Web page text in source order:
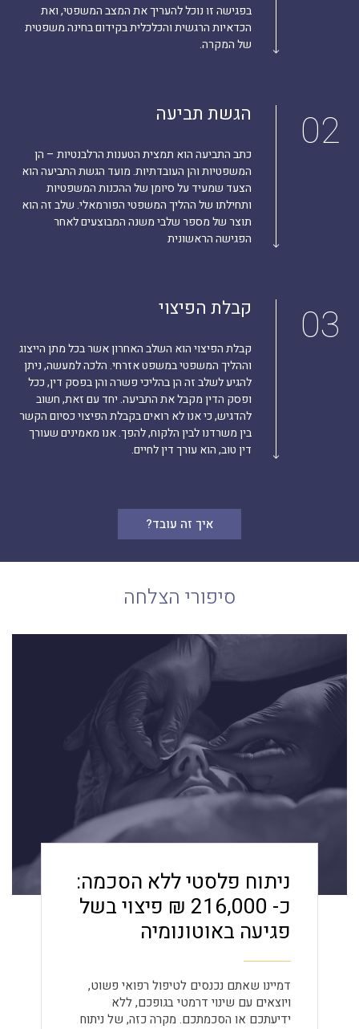
בפגישה זו נוכל להעריך את המצב המשפטי, ואת
הכדאיות הרגשית והכלכלית בקידום בחינה משפטית
של המקרה.
02 הגשת תביעה
כתב התביעה הוא תמצית הטענות הרלבנטיות – הן
המשפטיות והן העובדתיות. מועד הגשת התביעה הוא
הצעד שמעיד על סיומן של ההכנות המשפטיות
ותחילתו של ההליך המשפטי הפורמאלי. שלב זה הוא
תוצר של מספר שלבי משנה המבוצעים לאחר
הפגישה הראשונית
03 קבלת הפיצוי
קבלת הפיצוי הוא השלב האחרון אשר בכל מתן הייצוג
וההליך המשפטי במשפט אזרחי. הלכה למעשה, ניתן
להגיע לשלב זה הן בהליכי פשרה והן בפסק דין, ככל
ופסק הדין מקבל את התביעה. יחד עם זאת, חשוב
להדגיש, כי אנו לא רואים בקבלת הפיצוי כסיום הקשר
בין משרדנו לבין הלקוח, להפך. אנו מאמינים שעורך
דין טוב, הוא עורך דין לחיים.
איך זה עובד?
סיפורי הצלחה
ניתוח פלסטי ללא הסכמה:
כ- 216,000 ₪ פיצוי בשל
פגיעה באוטונומיה
דמיינו שאתם נכנסים לטיפול רפואי פשוט,
ויוצאים עם שינוי דרמטי בגופכם, ללא
ידיעתכם או הסכמתכם. מקרה כזה, של ניתוח